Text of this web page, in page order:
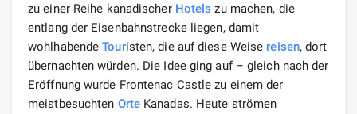
zu einer Reihe kanadischer Hotels zu machen, die
entlang der Eisenbahnstrecke liegen, damit
wohlhabendeTouristen, die auf diese Weise reisen, dort
übernachten würden. Die Idee ging auf – gleich nach der
Eröffnung wurde Frontenac Castle zu einem der
meistbesuchten OrteKanadas. Heute strömen